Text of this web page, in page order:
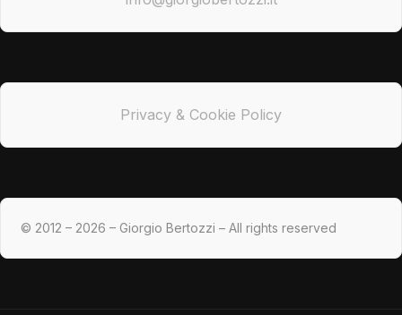
Privacy & Cookie Policy
© 2012 – 2026 – Giorgio Bertozzi – All rights reserved